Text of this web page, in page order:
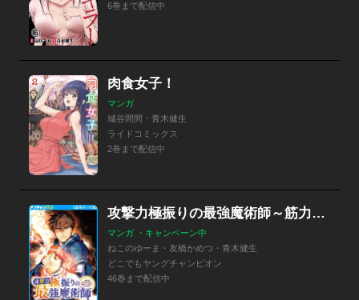
6巻まで配信中
肉食女子！
マンガ
城谷間間・青木健生
ライドコミックス
2巻まで配信中
攻撃力極振りの最強魔術師～筋力値9999の大剣士、転生して二度目の人生を歩む～(話売り)
マンガ ・キャンペーン中
ねこのゆーま・友橋かめつ・青木健生
どこでもヤングチャンピオン
46巻まで配信中